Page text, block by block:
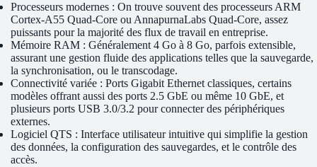
Processeurs modernes : On trouve souvent des processeurs ARM
Cortex-A55 Quad-Core ou AnnapurnaLabs Quad-Core, assez
puissants pour la majorité des flux de travail en entreprise.
Mémoire RAM : Généralement 4 Go à 8 Go, parfois extensible,
assurant une gestion fluide des applications telles que la sauvegarde,
la synchronisation, ou le transcodage.
Connectivité variée : Ports Gigabit Ethernet classiques, certains
modèles offrant aussi des ports 2.5 GbE ou même 10 GbE, et
plusieurs ports USB 3.0/3.2 pour connecter des périphériques
externes.
Logiciel QTS : Interface utilisateur intuitive qui simplifie la gestion
des données, la configuration des sauvegardes, et le contrôle des
accès.